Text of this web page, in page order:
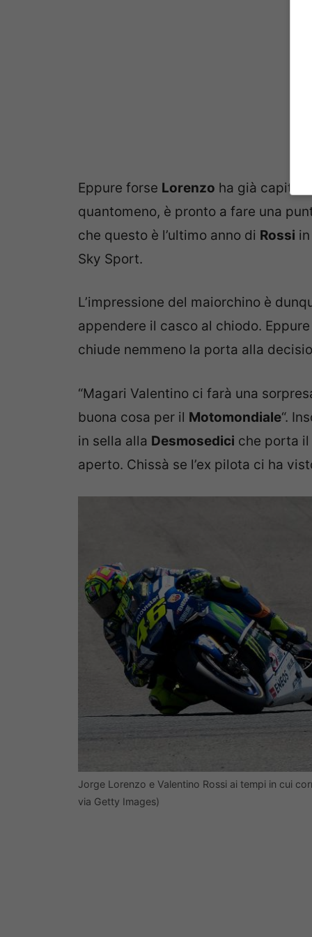
Eppure forse Lorenzo ha già capito
quantomeno, è pronto a fare una
che questo è l’ultimo anno di Rossi in
Sky Sport.
L’impressione del maiorchino è
appendere il casco al chiodo.
chiude nemmeno la porta alla
“Magari Valentino ci farà una
buona cosa per il Motomondiale“.
in sella alla Desmosedici che porta
aperto. Chissà se l’ex pilota ci ha
Jorge Lorenzo e Valentino Rossi ai tempi in cui
via Getty Images)